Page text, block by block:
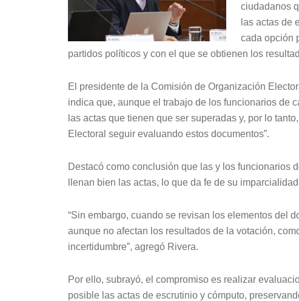
ciudadanos
las actas de
cada opción
partidos políticos y con el que se obtienen los
El presidente de la Comisión de Organización
indica que, aunque el trabajo de los funcionarios de
las actas que tienen que ser superadas y, por lo
Electoral seguir evaluando estos documentos”.
Destacó como conclusión que las y los funcionarios
llenan bien las actas, lo que da fe de su
“Sin embargo, cuando se revisan los elementos del
aunque no afectan los resultados de la votación,
incertidumbre”, agregó Rivera.
Por ello, subrayó, el compromiso es realizar
posible las actas de escrutinio y cómputo,